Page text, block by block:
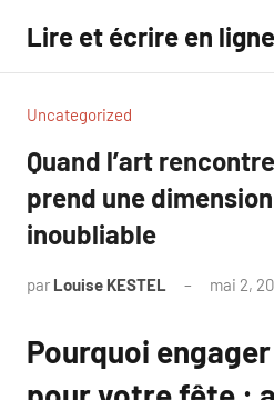
contenu
Lire et écrire en ligne
Uncategorized
Quand l’art
prend une
inoubliable
par Louise KESTEL mai 2,
Pourquoi